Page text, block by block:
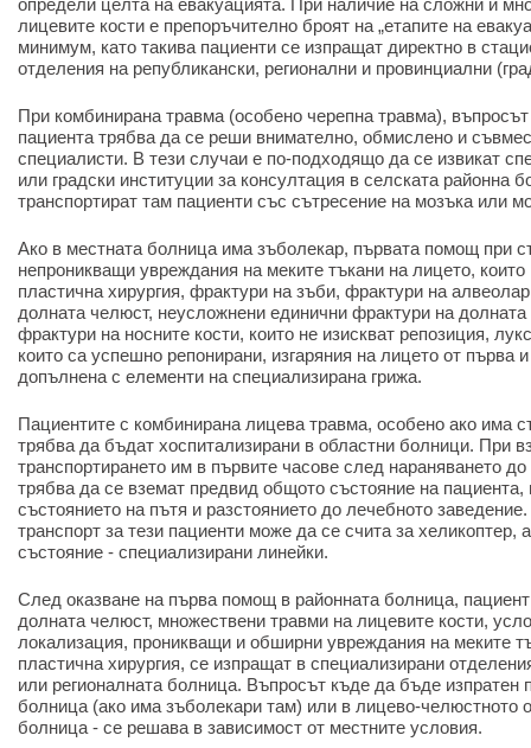
определи целта на евакуацията. При наличие на сложни и
лицевите кости е препоръчително броят на „етапите на
минимум, като такива пациенти се изпращат директно в
отделения на републикански, регионални и провинциални
При комбинирана травма (особено черепна травма), въпросът
пациента трябва да се реши внимателно, обмислено и
специалисти. В тези случаи е по-подходящо да се извикат
или градски институции за консултация в селската районна
транспортират там пациенти със сътресение на мозъка или
Ако в местната болница има зъболекар, първата помощ при
непроникващи увреждания на меките тъкани на лицето, които
пластична хирургия, фрактури на зъби, фрактури на
долната челюст, неусложнени единични фрактури на
фрактури на носните кости, които не изискват репозиция,
които са успешно репонирани, изгаряния на лицето от първа
допълнена с елементи на специализирана грижа.
Пациентите с комбинирана лицева травма, особено ако има
трябва да бъдат хоспитализирани в областни болници. При
транспортирането им в първите часове след нараняването
трябва да се вземат предвид общото състояние на пациента,
състоянието на пътя и разстоянието до лечебното
транспорт за тези пациенти може да се счита за хеликоптер,
състояние - специализирани линейки.
След оказване на първа помощ в районната болница,
долната челюст, множествени травми на лицевите кости,
локализация, проникващи и обширни увреждания на меките
пластична хирургия, се изпращат в специализирани
или регионалната болница. Въпросът къде да бъде изпратен
болница (ако има зъболекари там) или в лицево-челюстното
болница - се решава в зависимост от местните условия.